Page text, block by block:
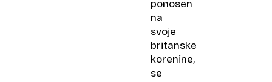
ponosen
na
svoje
britanske
korenine,
se